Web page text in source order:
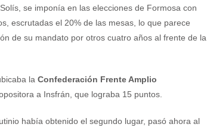
se imponía en las elecciones de Formosa con
escrutadas el 20% de las mesas, lo que parece
de su mandato por otros cuatro años al frente de la
la Confederación Frente Amplio
a Insfrán, que lograba 15 puntos.
había obtenido el segundo lugar, pasó ahora al